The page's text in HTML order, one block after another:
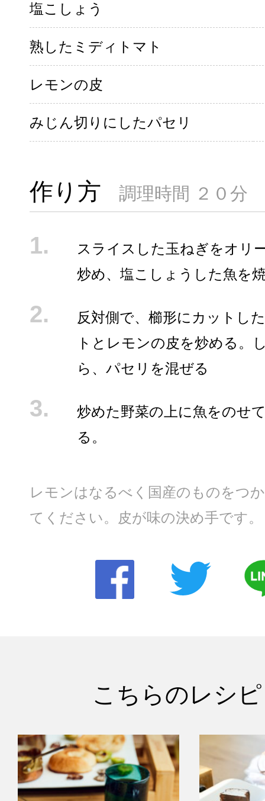
塩こしょう
熟したミディトマト
レモンの皮
みじん切りにしたパセリ
作り方 調理時間 ２０分
スライスした玉ねぎをオリ
炒め、塩こしょうした魚を
反対側で、櫛形にカットし
トとレモンの皮を炒める。
ら、パセリを混ぜる
炒めた野菜の上に魚をのせ
る。
レモンはなるべく国産のものをつ
てください。皮が味の決め手です。
こちらのレシ